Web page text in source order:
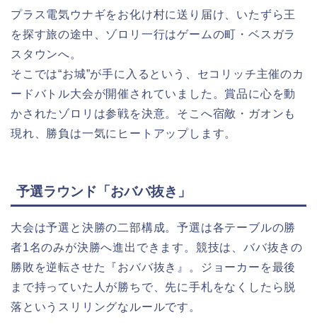
プラス電気ウナギをお化け村に送り届け、いたずら王
を探す旅の途中、ゾロリ一行はゲームの町・ベスガラ
スタウンへ。
そこでは“お城”が手に入るという、セコリッチ主催のカ
ードバトル大会が開催されていました。賞品に心を動
かされたゾロリは参戦を決意。そこへ宿敵・ガオンも
現れ、勝負は一気にヒートアップします。
予選ラウンド「おババ抜き」
大会は予選と決勝の二部構成。予選は各テーブルの勝
者1名のみが決勝へ進出できます。競技は、ババ抜きの
勝敗を逆転させた『おババ抜き』。ジョーカーを最後
まで持っていた人が勝ちで、先に手札をなくしたら脱
落というスリリングなルールです。